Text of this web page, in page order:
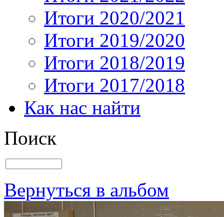
Итоги 2020/2021
Итоги 2019/2020
Итоги 2018/2019
Итоги 2017/2018
Как нас найти
Поиск
Вернуться в альбом